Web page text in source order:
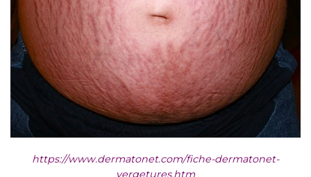
https://www.dermatonet.com/fiche-dermatonet-
vergetures.htm